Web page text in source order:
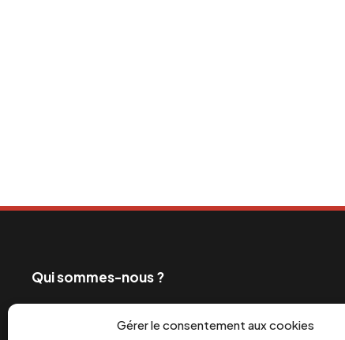
Gérer le consentement aux cookies
Qui sommes-nous ?
Ceux qui exploitent les travailleurs et profitent
également les grands médias. C’est pourquoi